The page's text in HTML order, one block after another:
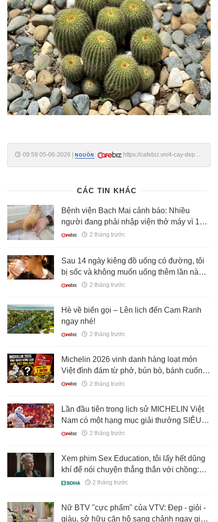
09:59 05-06-2026 NGUỒN :
https://cafebiz.vn/4-cay-dep-
CÁC TIN KHÁC
Bệnh viện Bạch Mai cảnh báo: Nhiều
người đang phải nhập viện thở máy vì 1
căn bệnh do chủ quan vết thương nhỏ
2 tháng trước
Sau 14 ngày kiêng đồ uống có đường, tôi
bị sốc và không muốn uống thêm lần nào
nữa!
2 tháng trước
Hè về biển gọi – Lên lịch đến Cam Ranh
ngay nhé!
2 tháng trước
Michelin 2026 vinh danh hàng loạt món
Việt đình đám từ phở, bún bò, bánh cuốn,
bánh xèo... nhưng thiếu 1 MÓN nổi tiếng
2 tháng trước
Lần đầu tiên trong lịch sử MICHELIN Việt
Nam có một hạng mục giải thưởng SIÊU
ĐẶC BIỆT2 tháng trước
Xem phim Sex Education, tôi lấy hết dũng
khí để nói chuyện thẳng thắn với chồng:
Phải cứu lấy con trai khỏi căn nhà ngột
2 tháng trước
Nữ BTV "cực phẩm" của VTV: Đẹp - giỏi -
giàu, sở hữu căn hộ sang chảnh ngay giữa